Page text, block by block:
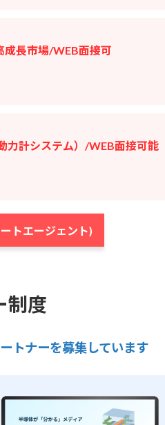
成長市場/WEB面接可
力計システム）/WEB面接可能
トエージェント)
制度
トナーを募集しています